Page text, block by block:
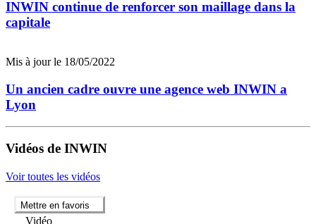
INWIN continue de renforcer son maillage dans la
capitale
Mis à jour le 18/05/2022
Un ancien cadre ouvre une agence web INWIN a
Lyon
Vidéos de INWIN
Voir toutes les vidéos
Mettre en favoris
Vidéo